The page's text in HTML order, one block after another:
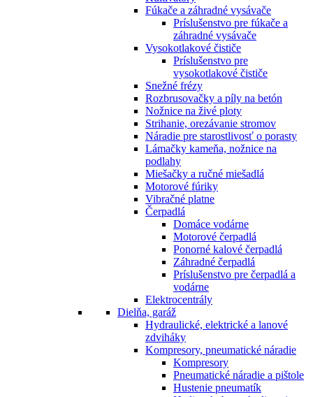
Fúkače a záhradné vysávače
Príslušenstvo pre fúkače a
záhradné vysávače
Vysokotlakové čističe
Príslušenstvo pre
vysokotlakové čističe
Snežné frézy
Rozbrusovačky a píly na betón
Nožnice na živé ploty
Strihanie, orezávanie stromov
Náradie pre starostlivosť o porasty
Lámačky kameňa, nožnice na
podlahy
Miešačky a ručné miešadlá
Motorové fúriky
Vibračné platne
Čerpadlá
Domáce vodárne
Motorové čerpadlá
Ponorné kalové čerpadlá
Záhradné čerpadlá
Príslušenstvo pre čerpadlá a
vodárne
Elektrocentrály
Dielňa, garáž
Hydraulické, elektrické a lanové
zdviháky
Kompresory, pneumatické náradie
Kompresory
Pneumatické náradie a pištole
Hustenie pneumatík